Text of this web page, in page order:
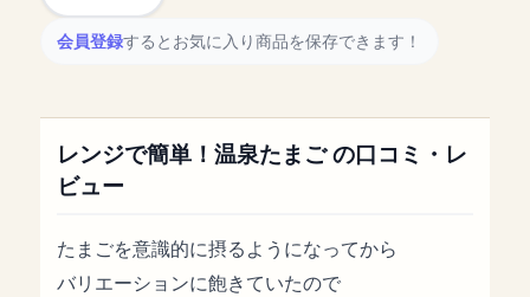
会員登録するとお気に入り商品を保存できます！
レンジで簡単！温泉たまご の口コミ・レ
ビュー
たまごを意識的に摂るようになってから
バリエーションに飽きていたので